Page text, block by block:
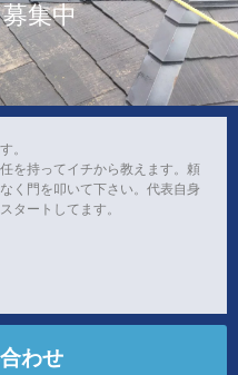
集中
。
を持ってイチから教えます。頼
く門を叩いて下さい。代表自身
タートしてます。
わせ